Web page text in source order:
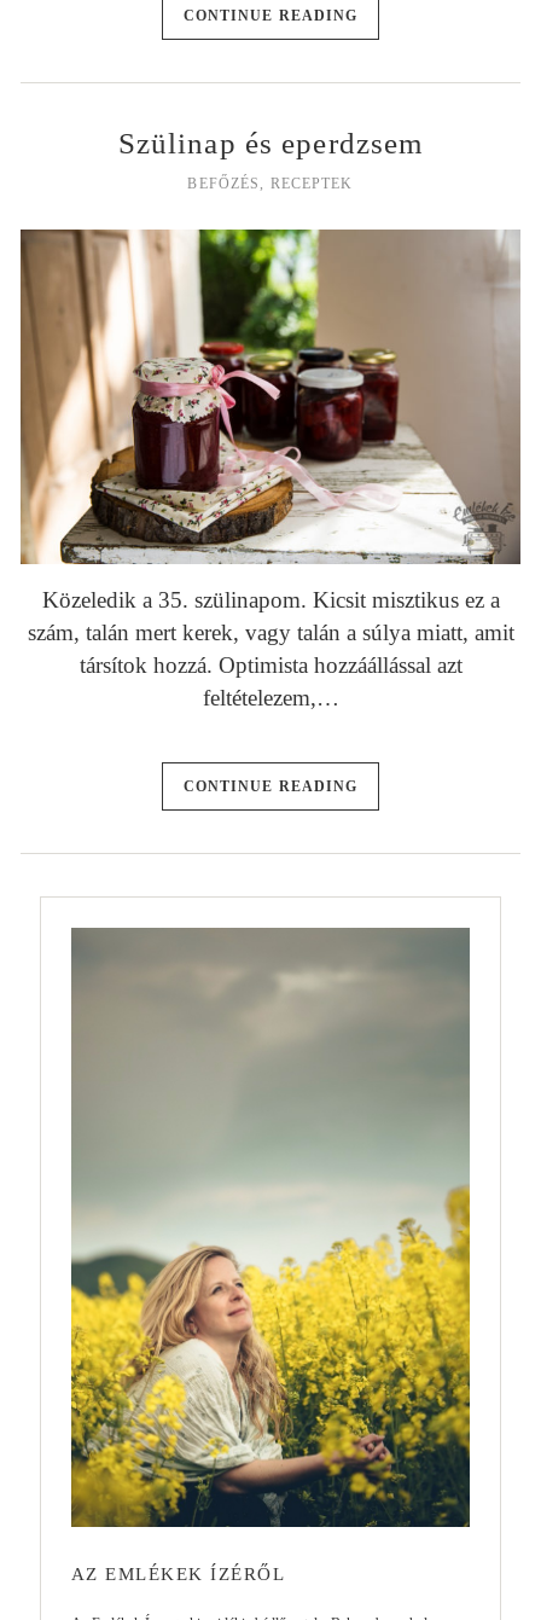
CONTINUE READING
Szülinap és eperdzsem
BEFŐZÉS , RECEPTEK
Közeledik a 35. szülinapom. Kicsit misztikus ez a
szám, talán mert kerek, vagy talán a súlya miatt, amit
társítok hozzá. Optimista hozzáállással azt
feltételezem,…
CONTINUE READING
AZ EMLÉKEK ÍZÉRŐL